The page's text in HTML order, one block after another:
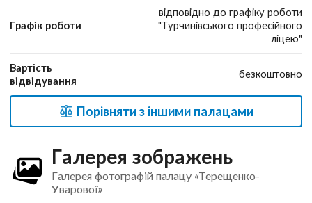
Графік роботи
відповідно до графіку роботи
"Турчинівського професійного
ліцею"
Вартість
відвідування
безкоштовно
Порівняти з іншими палацами
Галерея зображень
Галерея фотографій палацу «Терещенко-
Уварової»